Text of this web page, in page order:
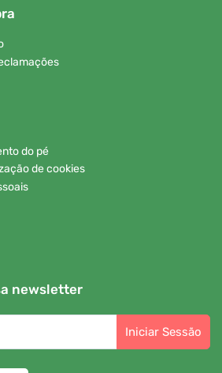
do pé
de cookies
newsletter
Iniciar Sessão